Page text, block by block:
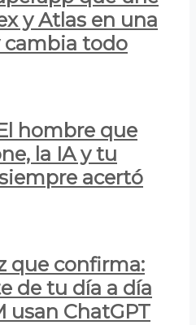
y Atlas en una
cambia todo
hombre que
la IA y tu
acertó
que confirma:
de tu día a día
usan ChatGPT